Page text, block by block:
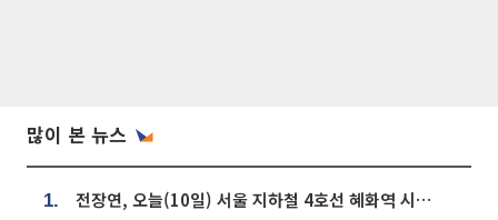
많이 본 뉴스
1. 전장연, 오늘(10일) 서울 지하철 4호선 혜화역 시위…1호선 용산역 무정차